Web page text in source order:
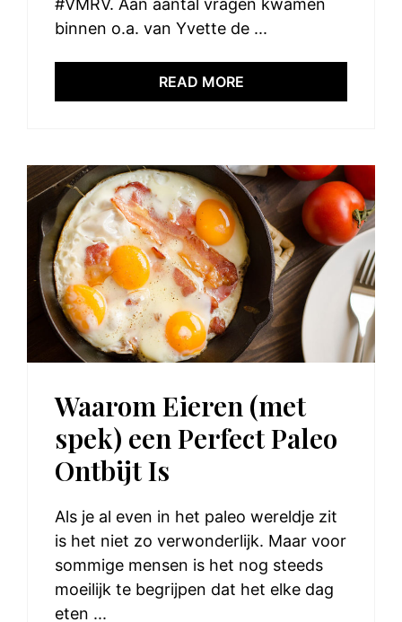
#VMRV. Aan aantal vragen kwamen
binnen o.a. van Yvette de ...
READ MORE
Waarom Eieren (met
spek) een Perfect Paleo
Ontbijt Is
Als je al even in het paleo wereldje zit
is het niet zo verwonderlijk. Maar voor
sommige mensen is het nog steeds
moeilijk te begrijpen dat het elke dag
eten ...